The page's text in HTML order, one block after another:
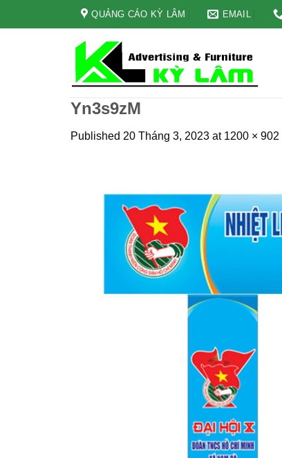
QUẢNG CÁO KỲ LÂM EMAIL
Yn3s9zM
Published 20 Tháng 3, 2023 at 1200 × 902